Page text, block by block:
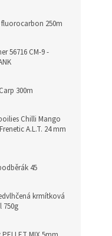
fluorocarbon 250m
56716 CM-9 -
300m
Chilli Mango
A.L.T. 24 mm
45
krmítková
750g